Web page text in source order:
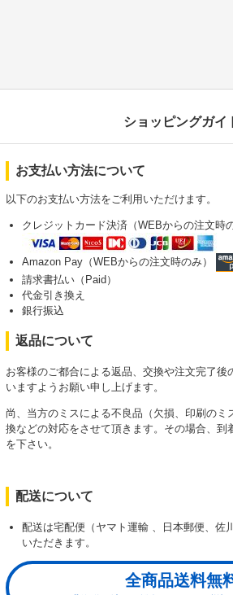
ショッピングガイ
お支払い方法について
以下のお支払い方法をご利用いただけます。
クレジットカード決済（WEBからの注文時の
Amazon Pay（WEBからの注文時のみ）
請求書払い（Paid）
代金引き換え
銀行振込
返品について
お客様のご都合による返品、交換や注文完了後
いますようお願い申し上げます。
尚、当方のミスによる不良品（欠損、印刷のミ
換などの対応をさせて頂きます。その場合、到
を下さい。
配送について
配送は宅配便（ヤマト運輸 、日本郵便、佐
いただきます。
全商品送料無